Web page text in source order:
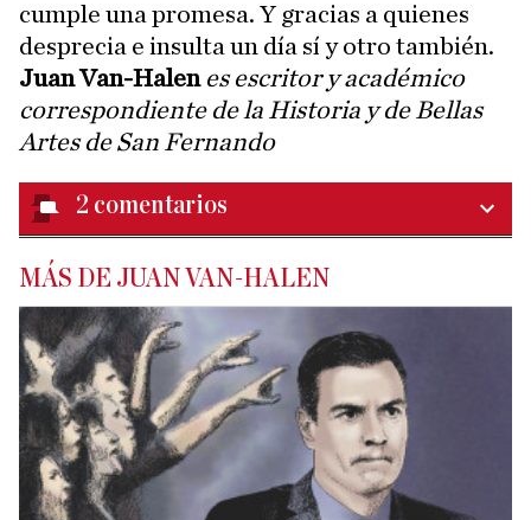
cumple una promesa. Y gracias a quienes
desprecia e insulta un día sí y otro también.
Juan Van-Halen es escritor y académico
correspondiente de la Historia y de Bellas
Artes de San Fernando
2 comentarios
MÁS DE JUAN VAN-HALEN